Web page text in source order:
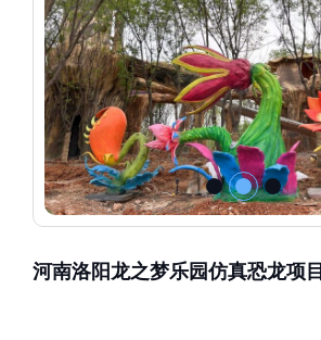
河南洛阳龙之梦乐园仿真恐龙项目